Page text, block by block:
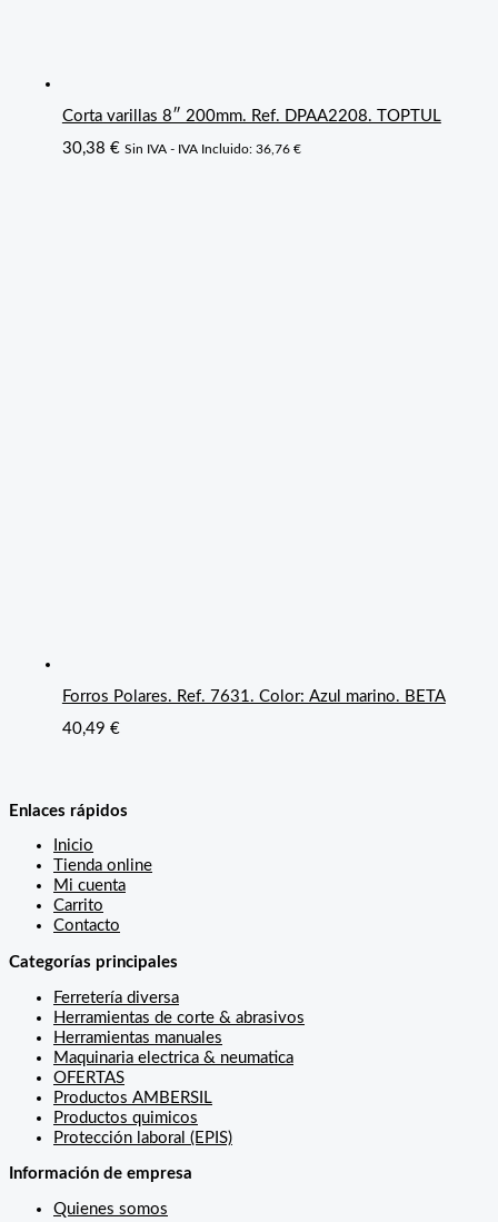
Corta varillas 8″ 200mm. Ref. DPAA2208. TOPTUL
30,38 € Sin IVA - IVA Incluido: 36,76 €
Forros Polares. Ref. 7631. Color: Azul marino. BETA
40,49 €
Enlaces rápidos
Inicio
Tienda online
Mi cuenta
Carrito
Contacto
Categorías principales
Ferretería diversa
Herramientas de corte & abrasivos
Herramientas manuales
Maquinaria electrica & neumatica
OFERTAS
Productos AMBERSIL
Productos quimicos
Protección laboral (EPIS)
Información de empresa
Quienes somos